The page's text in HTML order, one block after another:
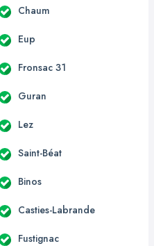
Chaum
Eup
Fronsac 31
Guran
Lez
Saint-Béat
Binos
Casties-Labrande
Fustignac